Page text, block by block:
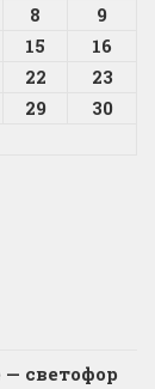
8
9
15
16
22
23
29
30
светофор